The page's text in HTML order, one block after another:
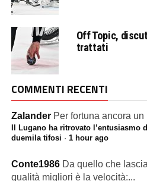
Off Topic,
trattati
COMMENTI RECENTI
Zalander Per fortuna ancora un
Il Lugano ha ritrovato l’entusiasmo
duemila tifosi · 1 hour ago
Conte1986 Da quello che
qualità migliori è la velocità:...